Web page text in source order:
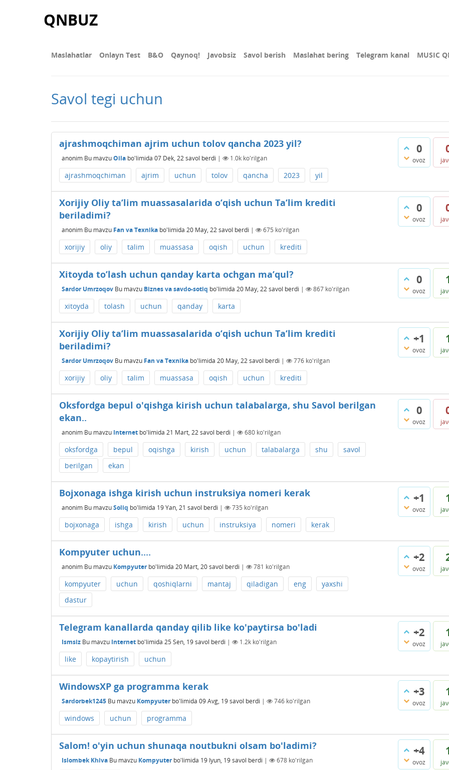
QNBUZ
Maslahatlar Onlayn Test В&О Qaynoq! Javobsiz Savol berish Maslahat bering Telegram kanal MUSIC
Savol tegi uchun
0
ovoz
ajrashmoqchiman ajrim uchun tolov qancha 2023 yil?
anonim Bu mavzuOila bo'limida 07 Dek, 22savol berdi | 1.0k ko'rilgan
ajrashmoqchiman ajrim uchun tolov qancha 2023 yil
0
ovoz
Xorijiy Oliy ta’lim muassasalarida o’qish uchun Ta’lim krediti
beriladimi?
anonim Bu mavzu Fan va Texnika bo'limida 20 May, 22savol berdi | 675 ko'rilgan
xorijiy oliy talim muassasa oqish uchun krediti
0
ovoz
Xitoyda to’lash uchun qanday karta ochgan ma’qul?
Sardor Umrzoqov Bu mavzu Biznes va savdo-sotiq bo'limida 20 May, 22savol berdi | 867 ko'rilgan
xitoyda tolash uchun qanday karta
+1
ovoz
Xorijiy Oliy ta’lim muassasalarida o’qish uchun Ta’lim krediti
beriladimi?
Sardor Umrzoqov Bu mavzu Fan va Texnika bo'limida 20 May, 22savol berdi | 776 ko'rilgan
xorijiy oliy talim muassasa oqish uchun krediti
0
ovoz
Oksfordga bepul o'qishga kirish uchun talabalarga, shu Savol berilgan
ekan..
anonim Bu mavzu Internet bo'limida 21 Mart, 22savol berdi | 680 ko'rilgan
oksfordga bepul oqishga kirish uchun talabalarga shu
savol
berilgan
ekan
+1
ovoz
Bojxonaga ishga kirish uchun instruksiya nomeri kerak
anonim Bu mavzuSoliq bo'limida 19 Yan, 21 savol berdi | 735 ko'rilgan
bojxonaga ishga kirish uchun instruksiya nomeri kerak
+2
ovoz
Kompyuter uchun....
anonim Bu mavzu Kompyuterbo'limida 20 Mart, 20savol berdi | 781 ko'rilgan
kompyuter uchun qoshiqlarni mantaj qiladigan eng
yaxshi
dastur
+2
ovoz
Telegram kanallarda qanday qilib like ko'paytirsa bo'ladi
Ismsiz Bu mavzu Internet bo'limida 25 Sen, 19savol berdi | 1.2k ko'rilgan
like kopaytirish uchun
+3
ovoz
WindowsXP ga programma kerak
Sardorbek1245 Bu mavzu Kompyuterbo'limida 09 Avg, 19savol berdi | 746 ko'rilgan
windows uchun programma
+4
ovoz
Salom! o'yin uchun shunaqa noutbukni olsam bo'ladimi?
Islombek Khiva Bu mavzu Kompyuterbo'limida 19 Iyun, 19savol berdi | 678 ko'rilgan